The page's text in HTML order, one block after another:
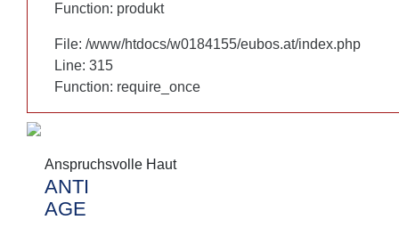
Function: produkt
File: /www/htdocs/w0184155/eubos.at/index.php
Line: 315
Function: require_once
Anspruchsvolle Haut
ANTI
AGE
Function: produkt
File: /www/htdocs/w0184155/eubos.at/index.php
Line: 315
Function: require_once
Anspruchsvolle Haut
ANTI
AGE